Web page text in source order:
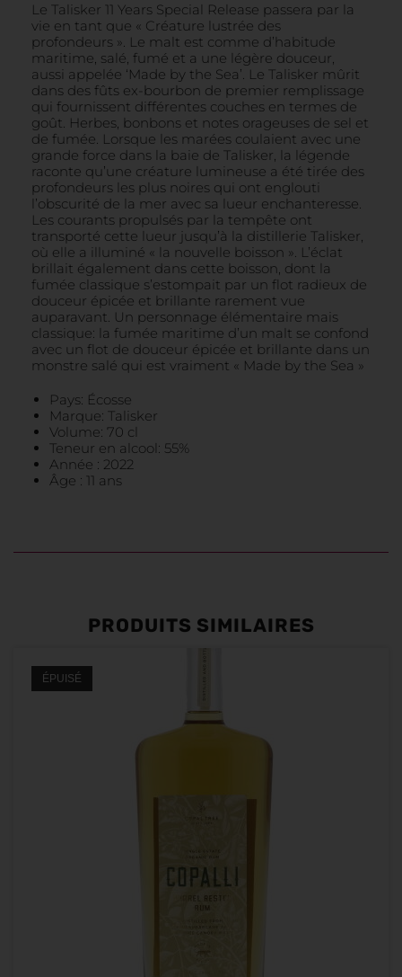
Le Talisker 11 Years Special Release passera par la
vie en tant que « Créature lustrée des
profondeurs ». Le malt est comme d’habitude
maritime, salé, fumé et a une légère douceur,
aussi appelée ‘Made by the Sea’. Le Talisker mûrit
dans des fûts ex-bourbon de premier remplissage
qui fournissent différentes couches en termes de
goût. Herbes, bonbons et notes orageuses de sel et
de fumée. Lorsque les marées coulaient avec une
grande force dans la baie de Talisker, la légende
raconte qu’une créature lumineuse a été tirée des
profondeurs les plus noires qui ont englouti
l’obscurité de la mer avec sa lueur enchanteresse.
Les courants propulsés par la tempête ont
transporté cette lueur jusqu’à la distillerie Talisker,
où elle a illuminé « la nouvelle boisson ». L’éclat
brillait également dans cette boisson, dont la
fumée classique s’estompait par un flot radieux de
douceur épicée et brillante rarement vue
auparavant. Un personnage élémentaire mais
classique: la fumée maritime d’un malt se confond
avec un flot de douceur épicée et brillante dans un
monstre salé qui est vraiment « Made by the Sea »
Pays: Écosse
Marque: Talisker
Volume: 70 cl
Teneur en alcool: 55%
Année : 2022
Âge : 11 ans
PRODUITS SIMILAIRES
ÉPUISÉ